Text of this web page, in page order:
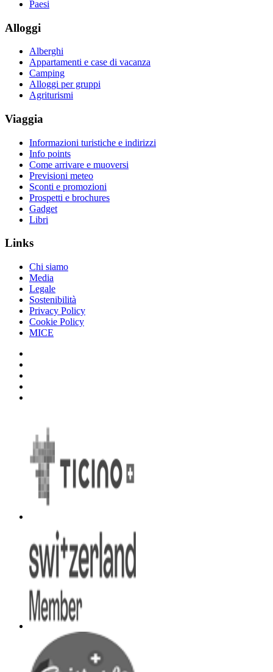
Paesi
Alloggi
Alberghi
Appartamenti e case di vacanza
Camping
Alloggi per gruppi
Agriturismi
Viaggia
Informazioni turistiche e indirizzi
Info points
Come arrivare e muoversi
Previsioni meteo
Sconti e promozioni
Prospetti e brochures
Gadget
Libri
Links
Chi siamo
Media
Legale
Sostenibilità
Privacy Policy
Cookie Policy
MICE